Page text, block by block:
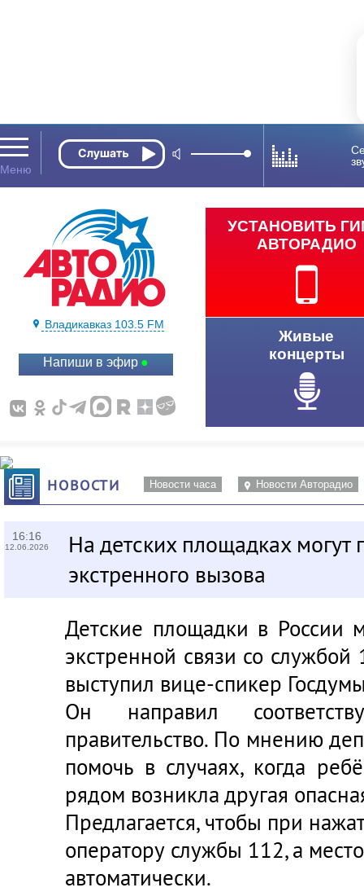
Владикавказ 103.5 FM
Напиши в эфир
УСТАНОВИТЬ
АВТОРАДИО
Живые
концерты
НОВОСТИ Новости часа Новости Авторадио
16:16
12.06.2026
На детских площадках могут
экстренного вызова
Детские площадки в России
экстренной связи со
выступил вице-спикер
Он направил
правительство. По мнению
помочь в случаях, когда
рядом возникла другая
Предлагается, чтобы при
оператору службы 112, а
автоматически.